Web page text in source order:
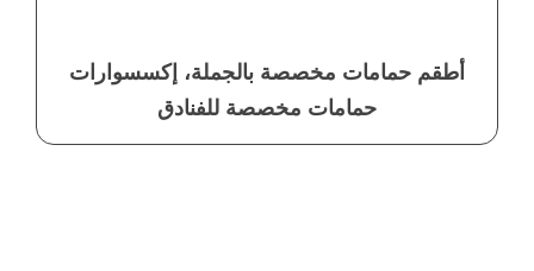
أطقم حمامات مخصصة بالجملة، إكسسوارات
حمامات مخصصة للفنادق